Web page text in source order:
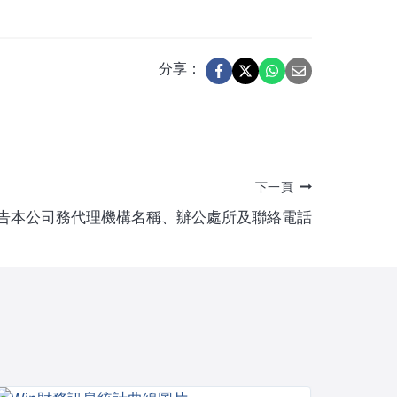
分享：
下一頁
本公司務代理機構名稱、辦公處所及聯絡電話